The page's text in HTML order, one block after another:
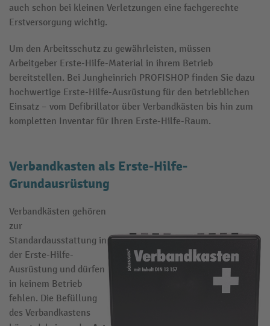
auch schon bei kleinen Verletzungen eine fachgerechte
Erstversorgung wichtig.
Um den Arbeitsschutz zu gewährleisten, müssen
Arbeitgeber Erste-Hilfe-Material in ihrem Betrieb
bereitstellen. Bei Jungheinrich PROFISHOP finden Sie dazu
hochwertige Erste-Hilfe-Ausrüstung für den betrieblichen
Einsatz – vom Defibrillator über Verbandkästen bis hin zum
kompletten Inventar für Ihren Erste-Hilfe-Raum.
Verbandkasten als Erste-Hilfe-
Grundausrüstung
Verbandkästen gehören
zur
Standardausstattung in
der Erste-Hilfe-
Ausrüstung und dürfen
in keinem Betrieb
fehlen. Die Befüllung
des Verbandkastens